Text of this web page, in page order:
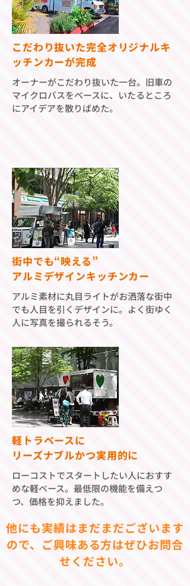
こだわり抜いた完全オリジナルキ
ッチンカーが完成
オーナーがこだわり抜いた一台。旧車の
マイクロバスをベースに、いたるところ
にアイデアを散りばめた。
街中でも“映える”
アルミデザインキッチンカー
アルミ素材に丸目ライトがお洒落な街中
でも人目を引くデザインに。よく街ゆく
人に写真を撮られるそう。
軽トラベースに
​リーズナブルかつ実用的に
ローコストでスタートしたい人におすす
めな軽ベース。最低限の機能を備えつ
つ、価格を抑えました。
他にも実績はまだまだございます
ので、ご興味ある方はぜひお問合
せください。